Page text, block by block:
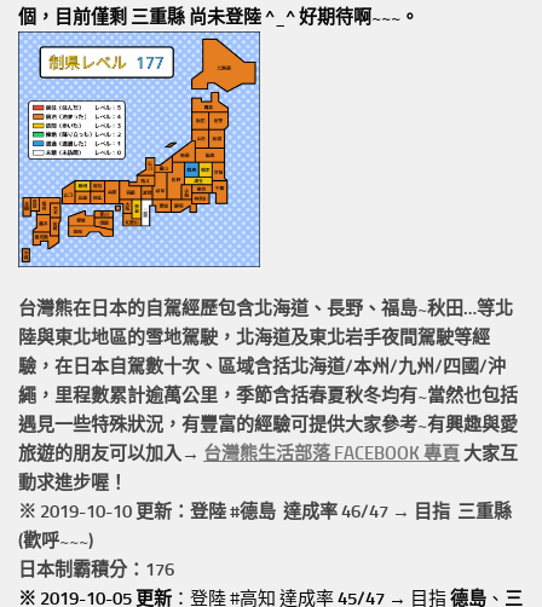
個，目前僅剩 三重縣 尚未登陸 ^_^ 好期待啊~~~。
台灣熊在日本的自駕經歷包含北海道、長野、福島~秋田…等北
陸與東北地區的雪地駕駛 ，北海道及東北岩手夜間駕駛等經
驗，在日本自駕數十次、區域含括北海道/本州/九州/四國/沖
繩， 里程數累計逾萬公里 ，季節含括春夏秋冬均有~當然也包括
遇見一些特殊狀況，有豐富的經驗可提供大家參考~有興趣與愛
旅遊的朋友可以加入→ 台灣熊生活部落 FACEBOOK 專頁 大家互
動求進步喔！
※ 2019-10-10 更新：登陸 #德島 達成率 46/47 → 目指 三重縣
(歡呼~~~)
日本制霸積分：176
※ 2019-10-05 更新 ：登陸 #高知 達成率45/47 → 目指德島 、 三